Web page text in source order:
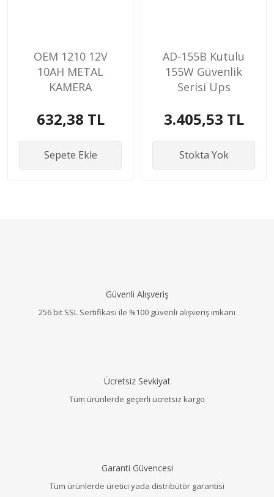
OEM 1210 12V
10AH METAL
KAMERA
632,38 TL
Sepete Ekle
AD-155B Kutulu
155W Güvenlik
Serisi Ups
3.405,53 TL
Stokta Yok
Güvenli Alışveriş
256 bit SSL Sertifikası ile %100 güvenli alışveriş imkanı
Ücretsiz Sevkiyat
Tüm ürünlerde geçerli ücretsiz kargo
Garanti Güvencesi
Tüm ürünlerde üretici yada distribütör garantisi